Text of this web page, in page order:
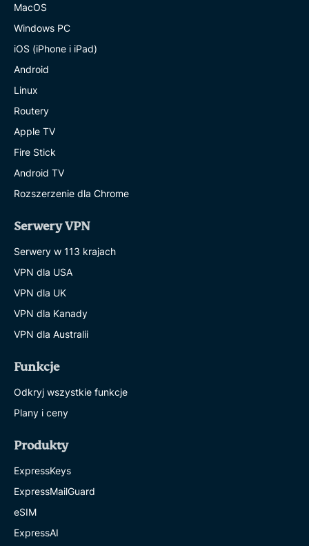
MacOS
Windows PC
iOS (iPhone i iPad)
Android
Linux
Routery
Apple TV
Fire Stick
Android TV
Rozszerzenie dla Chrome
Serwery VPN
Serwery w 113 krajach
VPN dla USA
VPN dla UK
VPN dla Kanady
VPN dla Australii
Funkcje
Odkryj wszystkie funkcje
Plany i ceny
Produkty
ExpressKeys
ExpressMailGuard
eSIM
ExpressAI